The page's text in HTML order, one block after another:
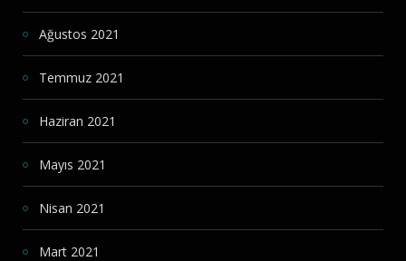
Ağustos 2021
Temmuz 2021
Haziran 2021
Mayıs 2021
Nisan 2021
Mart 2021